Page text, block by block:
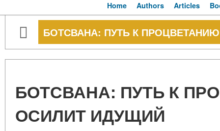
Home Authors Articles
БОТСВАНА: ПУТЬ К
БОТСВАНА: ПУТЬ К
ОСИЛИТ ИДУЩИЙ